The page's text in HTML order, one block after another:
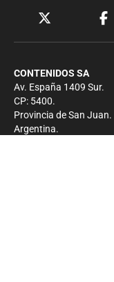
CONTENIDOS SA
Av. España 1409 Sur.
CP: 5400.
Provincia de San Juan.
Argentina.